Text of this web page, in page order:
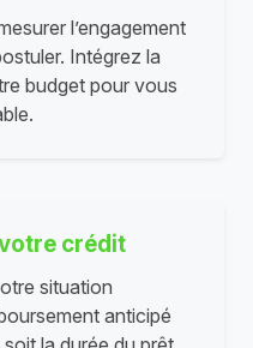
l’engagement
Intégrez la
budget pour vous
crédit
situation
anticipé